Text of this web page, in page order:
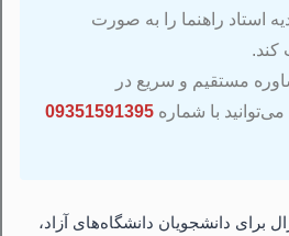
استاد راهنما را به صورت
کند.
مستقیم و سریع در
با شماره 09351591395
برای دانشجویان دانشگاه‌های آزاد،